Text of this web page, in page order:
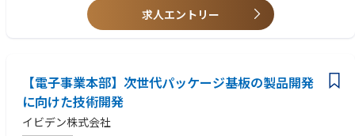
いくことが可能です。
②海外工場：海外とはリモートでの業務となり、現地のコンダクターに対
する生産指示や生産状況の確認、生産能力の確認、生産計画の立案（海外
出張はあまり発生いたしません）
求人エントリー
【電子事業本部】次世代パッケージ基板の製品開発
に向けた技術開発
イビデン株式会社